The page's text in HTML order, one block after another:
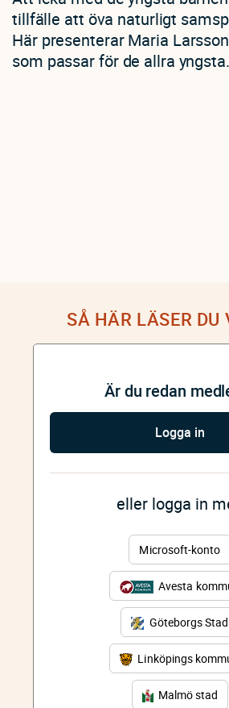
tillfälle att öva naturligt
Här presenterar Maria
som passar för de allra yngsta.
SÅ HÄR LÄSER DU
Är du redan
Logga in
eller logga in
Microsoft-konto
Avesta
Göteborgs Stad
Linköpings
Malmö stad